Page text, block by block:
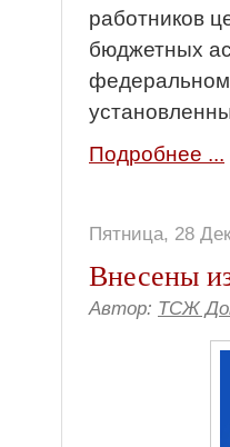
работников
бюджетных
федеральном
Подробнее ...
Пятница, 28
Внесены
Автор: ТСЖ